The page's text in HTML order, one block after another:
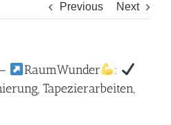
Previous Next
RaumWunder
:
Tapezierarbeiten,